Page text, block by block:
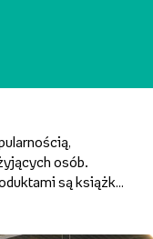
osób.
są książki,